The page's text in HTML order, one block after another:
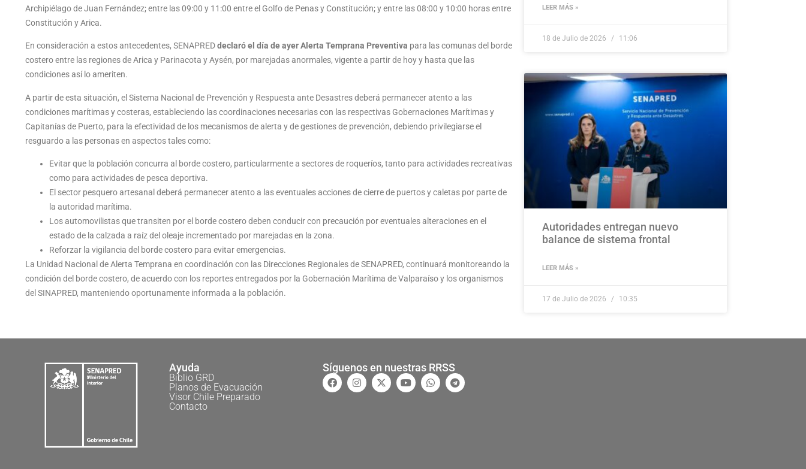
Archipiélago de Juan Fernández; entre las 09:00 y 11:00 entre el Golfo de Penas y Constitución; y entre las 08:00 y 10:00 horas entre
Constitución y Arica.
En consideración a estos antecedentes, SENAPREDdeclaró el día de ayer Alerta Temprana Preventiva para las comunas del borde
costero entre las regiones de Arica y Parinacota y Aysén, por marejadas anormales, vigente a partir de hoy y hasta que las
condiciones así lo ameriten.
A partir de esta situación, el Sistema Nacional de Prevención y Respuesta ante Desastres deberá permanecer atento a las
condiciones marítimas y costeras, estableciendo las coordinaciones necesarias con las respectivas Gobernaciones Marítimas y
Capitanías de Puerto, para la efectividad de los mecanismos de alerta y de gestiones de prevención, debiendo privilegiarse el
resguardo a las personas en aspectos tales como:
Evitar que la población concurra al borde costero, particularmente a sectores de roqueríos, tanto para actividades recreativas
como para actividades de pesca deportiva.
El sector pesquero artesanal deberá permanecer atento a las eventuales acciones de cierre de puertos y caletas por parte de
la autoridad marítima.
Los automovilistas que transiten por el borde costero deben conducir con precaución por eventuales alteraciones en el
estado de la calzada a raíz del oleaje incrementado por marejadas en la zona.
Reforzar la vigilancia del borde costero para evitar emergencias.
La Unidad Nacional de Alerta Temprana en coordinación con las Direcciones Regionales de SENAPRED, continuará monitoreando la
condición del borde costero, de acuerdo con los reportes entregados por la Gobernación Marítima de Valparaíso y los organismos
del SINAPRED, manteniendo oportunamente informada a la población.
LEER MÁS »
18 de Julio de 2026 11:06
Autoridades entregan nuevo
balance de sistema frontal
LEER MÁS »
17 de Julio de 2026 10:35
Ayuda
Biblio GRD
Planos de Evacuación
Visor Chile Preparado
Contacto
Síguenos en nuestras RRSS